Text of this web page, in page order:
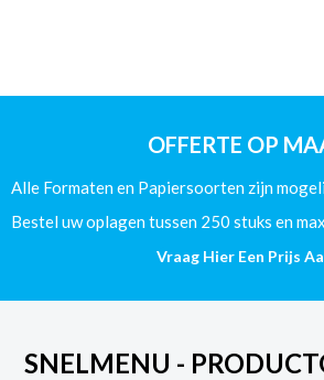
Pagina's
aantal
OFFERTE OP
Alle Formaten en Papiersoorten zijn
Bestel uw oplagen tussen 250 stuks en
Vraag Hier Een Prijs
SNELMENU -